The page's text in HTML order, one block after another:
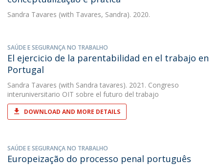
Sandra Tavares (with Tavares, Sandra). 2020.
SAÚDE E SEGURANÇA NO TRABALHO
El ejercicio de la parentabilidad en el trabajo en
Portugal
Sandra Tavares (with Sandra tavares). 2021. Congreso
interuniversitario OIT sobre el futuro del trabajo
DOWNLOAD AND MORE DETAILS
SAÚDE E SEGURANÇA NO TRABALHO
Europeização do processo penal português